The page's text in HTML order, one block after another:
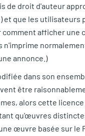
de droit d'auteur
et que les
afficher une
annonce.)
dans son
être
alors cette
qu'œuvres
œuvre basée sur